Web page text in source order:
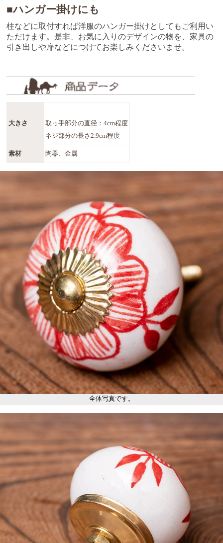
■ハンガー掛けにも
柱などに取付すれば洋服のハンガー掛けとしてもご利用い
ただけます。是非、お気に入りのデザインの物を、家具の
引き出しや扉などにつけてお楽しみくださいませ。
大きさ
取っ手部分の直径：4cm程度
ネジ部分の長さ2.9cm程度
素材 陶器、金属
全体写真です。